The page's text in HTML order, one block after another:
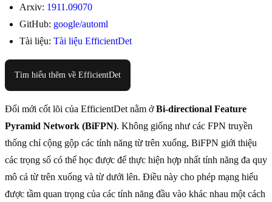
Arxiv: 1911.09070
GitHub: google/automl
Tài liệu: Tài liệu EfficientDet
Tìm hiểu thêm về EfficientDet
Đổi mới cốt lõi của EfficientDet nằm ởBi-directional Feature
Pyramid Network (BiFPN). Không giống như các FPN truyền
thống chỉ cộng gộp các tính năng từ trên xuống, BiFPN giới thiệu
các trọng số có thể học được để thực hiện hợp nhất tính năng đa quy
mô cả từ trên xuống và từ dưới lên. Điều này cho phép mạng hiểu
được tầm quan trọng của các tính năng đầu vào khác nhau một cách